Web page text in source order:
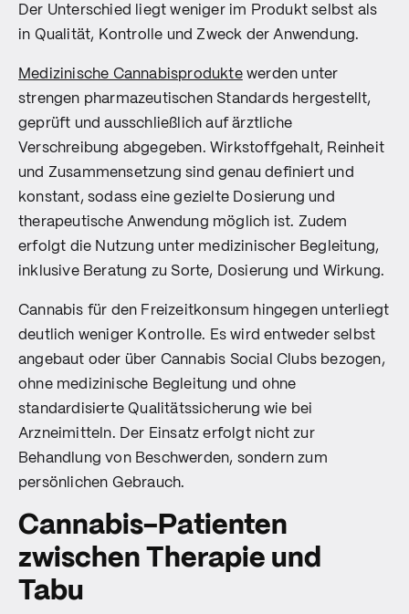
Der Unterschied liegt weniger im Produkt selbst als
in Qualität, Kontrolle und Zweck der Anwendung.
Medizinische Cannabisproduktewerden unter
strengen pharmazeutischen Standards hergestellt,
geprüft und ausschließlich auf ärztliche
Verschreibung abgegeben. Wirkstoffgehalt, Reinheit
und Zusammensetzung sind genau definiert und
konstant, sodass eine gezielte Dosierung und
therapeutische Anwendung möglich ist. Zudem
erfolgt die Nutzung unter medizinischer Begleitung,
inklusive Beratung zu Sorte, Dosierung und Wirkung.
Cannabis für den Freizeitkonsum hingegen unterliegt
deutlich weniger Kontrolle. Es wird entweder selbst
angebaut oder über Cannabis Social Clubs bezogen,
ohne medizinische Begleitung und ohne
standardisierte Qualitätssicherung wie bei
Arzneimitteln. Der Einsatz erfolgt nicht zur
Behandlung von Beschwerden, sondern zum
persönlichen Gebrauch.
Cannabis-Patienten
zwischen Therapie und
Tabu